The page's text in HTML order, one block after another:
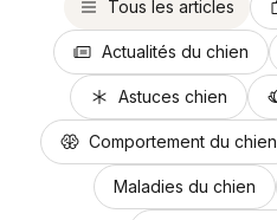
Tous les articles
Actualités du chien
Astuces chien
Comportement du chien
Maladies du chien